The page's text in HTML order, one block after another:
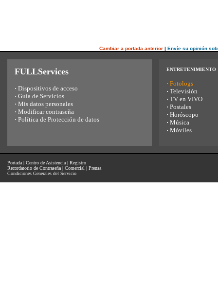
Cambiar a portada anterior| Envíe su opinión
FULLServices
· Dispositivos de acceso
· Guía de Servicios
· Mis datos personales
· Modificar contraseña
· Política de Protección de datos
ENTRETENIMIENTO
· Fotologs
· Televisión
· TV en VIVO
· Postales
· Horóscopo
· Música
· Móviles
Portada | Centro de Asistencia | Registro
Recordatorio de Contraseña | Comercial | Prensa
Condiciones Generales del Servicio